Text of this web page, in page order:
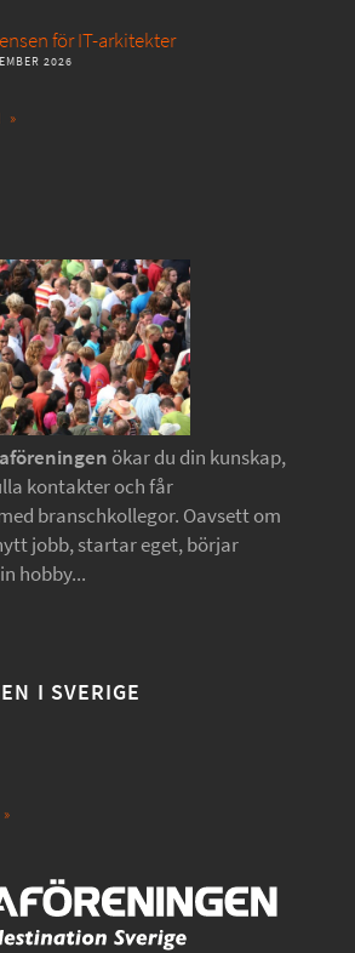
för IT-arkitekter
2026
»
ökar du din kunskap,
kontakter och får
branschkollegor. Oavsett om
jobb, startar eget, börjar
hobby...
I SVERIGE